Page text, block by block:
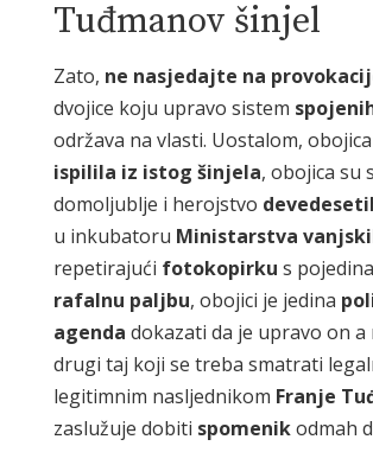
Tuđmanov šinjel
Zato, ne nasjedajte na
dvojice koju upravo sistem
održava na vlasti. Uostalom,
ispilila iz istog šinjela, obojica su
domoljublje i herojstvo
u inkubatoru Ministarstva
repetirajući fotokopirku s
rafalnu paljbu, obojici je jedina
agenda dokazati da je upravo on a
drugi taj koji se treba smatrati
legitimnim nasljednikom Franje
zaslužuje dobiti spomenikodmah